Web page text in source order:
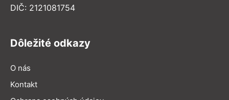
DIČ: 2121081754
Dôležité odkazy
O nás
Kontakt